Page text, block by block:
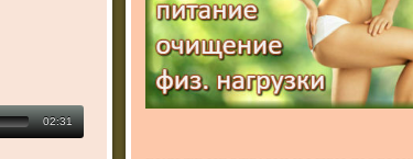
02:31